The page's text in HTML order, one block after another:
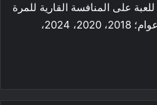
على المنافسة القارية للمرة
الخامسة على التوالي حبيت توج اعوام؛ 2018، 2020، 2024،